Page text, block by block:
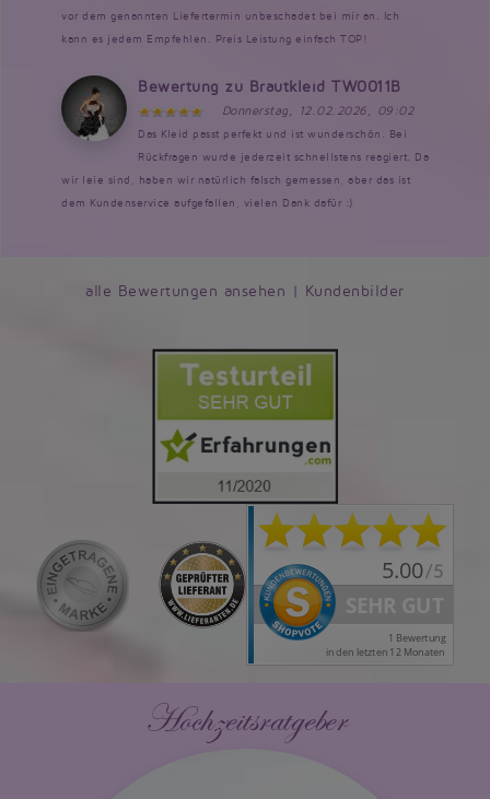
vor dem genannten Liefertermin unbeschadet bei mir an. Ich
kann es jedem Empfehlen. Preis Leistung einfach TOP!
Bewertung zu Brautkleid TW0011B
Donnerstag, 12.02.2026, 09:02
Das Kleid passt perfekt und ist wunderschön. Bei
Rückfragen wurde jederzeit schnellstens reagiert. Da
wir leie sind, haben wir natürlich falsch gemessen, aber das ist
dem Kundenservice aufgefallen, vielen Dank dafür :)
alle Bewertungen ansehen | Kundenbilder
Hochzeitsratgeber